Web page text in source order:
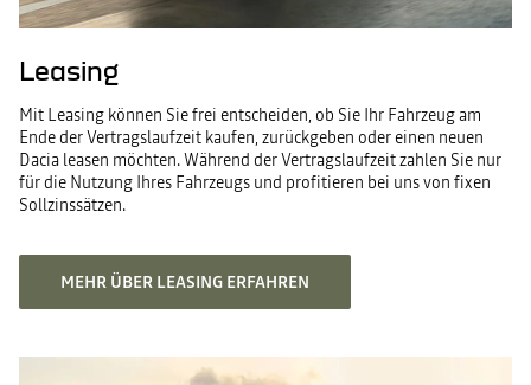
Leasing
Mit Leasing können Sie frei entscheiden, ob Sie Ihr Fahrzeug am
Ende der Vertragslaufzeit kaufen, zurückgeben oder einen neuen
Dacia leasen möchten. Während der Vertragslaufzeit zahlen Sie nur
für die Nutzung Ihres Fahrzeugs und profitieren bei uns von fixen
Sollzinssätzen.
MEHR ÜBER LEASING ERFAHREN